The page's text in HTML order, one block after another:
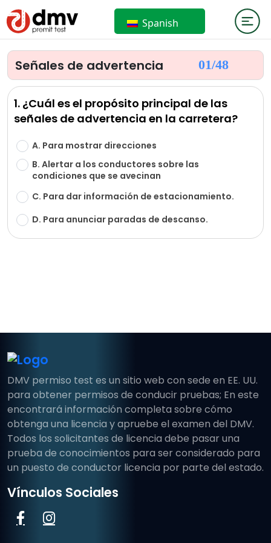
Spanish
Señales de advertencia 01/48
1. ¿Cuál es el propósito principal de las
señales de advertencia en la carretera?
A. Para mostrar direcciones
B. Alertar a los conductores sobre las
condiciones que se avecinan
C. Para dar información de estacionamiento.
D. Para anunciar paradas de descanso.
DMV permiso test es un sitio web con sede en EE. UU.
para obtener permisos de conducir pruebas; En este
encontrará información completa sobre cómo
obtenga una licencia y apruebe el examen del DMV.
Todos los solicitantes de licencia debe pasar una
prueba de conocimientos para ser considerado para
un puesto de conductor licencia por parte del estado.
Vínculos Sociales